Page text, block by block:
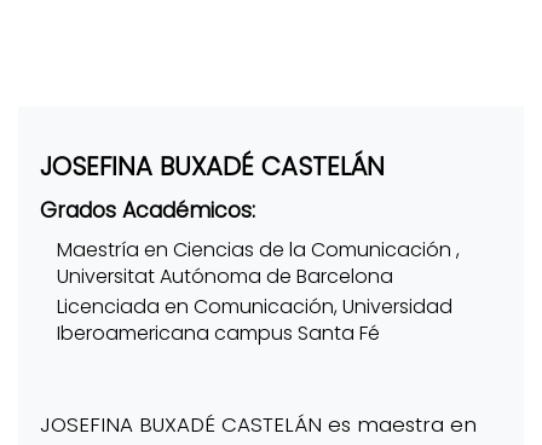
JOSEFINA BUXADÉ CASTELÁN
Grados Académicos:
Maestría en Ciencias de la Comunicación ,
Universitat Autónoma de Barcelona
Licenciada en Comunicación, Universidad
Iberoamericana campus Santa Fé
JOSEFINA BUXADÉ CASTELÁN es maestra en